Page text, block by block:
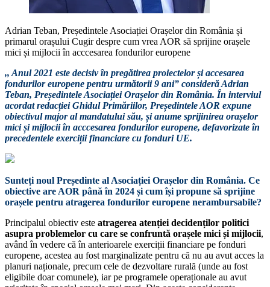
Adrian Teban, Președintele Asociației Orașelor din România și
primarul orașului Cugir despre cum vrea AOR să sprijine orașele
mici și mijlocii în acccesarea fondurilor europene
,, Anul 2021 este decisiv în pregătirea proiectelor și accesarea
fondurilor europene pentru următorii 9 ani” consideră Adrian
Teban, Președintele Asociației Orașelor din România. În interviul
acordat redacției Ghidul Primăriilor, Președintele AOR expune
obiectivul major al mandatului său, și anume sprijinirea orașelor
mici și mijlocii în acccesarea fondurilor europene, defavorizate în
precedentele exerciții financiare cu fonduri UE.
Sunteți noul Președinte al Asociației Orașelor din România. Ce
obiective are AOR până în 2024 și cum își propune să sprijine
orașele pentru atragerea fondurilor europene nerambursabile?
Principalul obiectiv este atragerea atenției decidenților politici
asupra problemelor cu care se confruntă orașele mici și mijlocii,
având în vedere că în anterioarele exerciții financiare pe fonduri
europene, acestea au fost marginalizate pentru că nu au avut acces la
planuri naționale, precum cele de dezvoltare rurală (unde au fost
eligibile doar comunele), iar pe programele operaționale au avut